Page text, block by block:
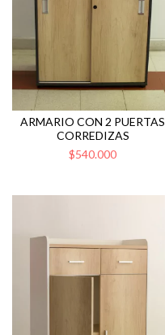
ARMARIO CON 2 PUERTAS
CORREDIZAS
$540.000